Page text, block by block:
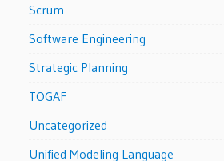
Scrum
Software Engineering
Strategic Planning
TOGAF
Uncategorized
Unified Modeling Language